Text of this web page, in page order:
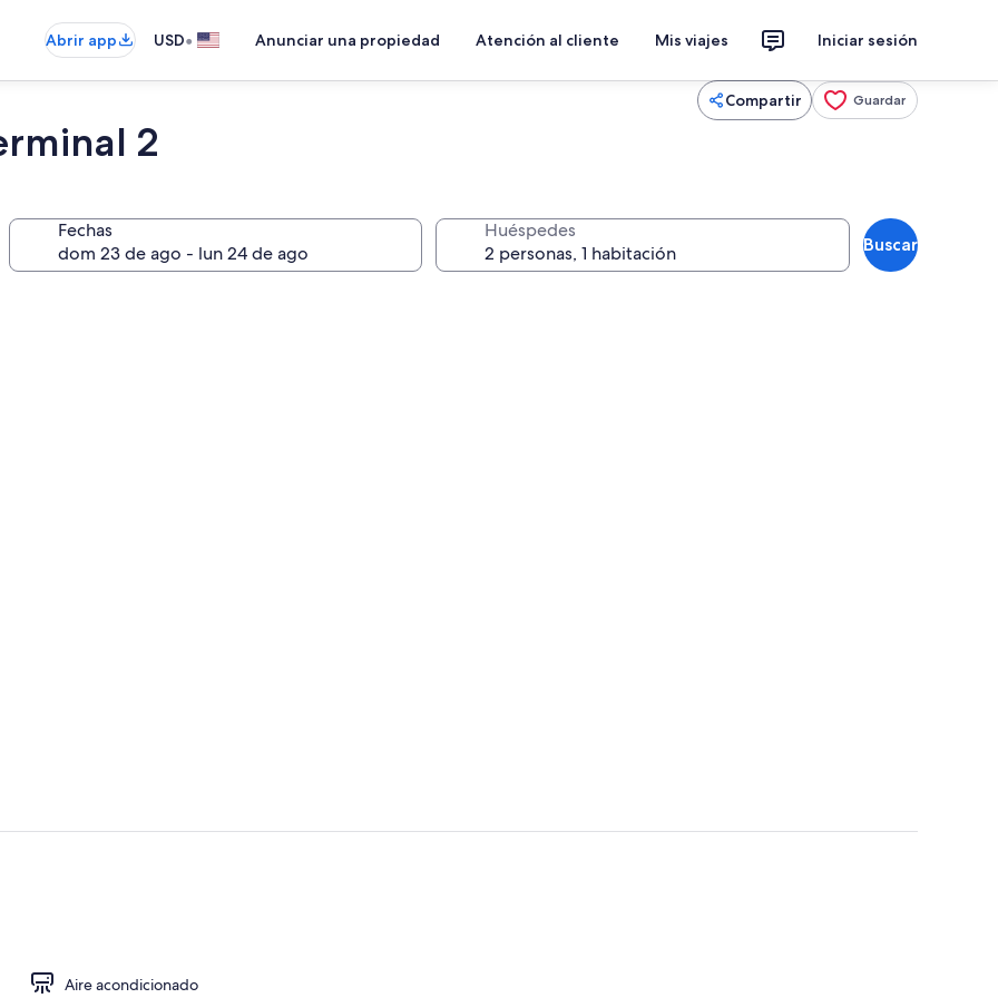
Abrir app USD• Anunciar una propiedad Atención al cliente Mis viajes Iniciar sesión
Compartir Guardar
2
Fechas Huéspedes
Buscar
Aire acondicionado